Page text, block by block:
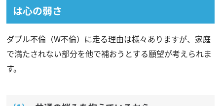
は心の弱さ
ダブル不倫（W不倫）に走る理由は様々ありますが、家庭
で満たされない部分を他で補おうとする願望が考えられま
す。